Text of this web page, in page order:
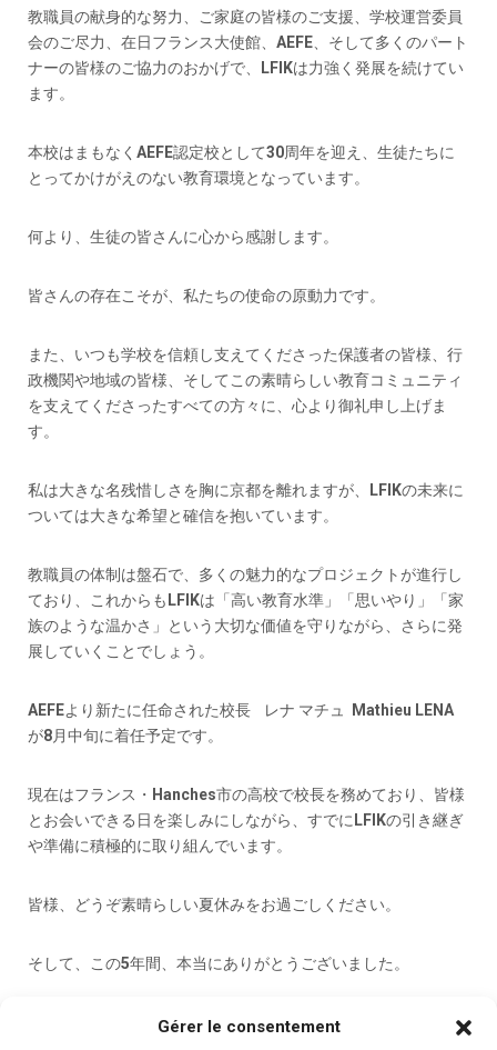
Gérer le consentement
教職員の献身的な努力、ご家庭の皆様のご支援、学校運営委員
会のご尽力、在日フランス大使館、AEFE、そして多くのパート
ナーの皆様のご協力のおかげで、LFIKは力強く発展を続けてい
ます。
本校はまもなくAEFE認定校として30周年を迎え、生徒たちに
とってかけがえのない教育環境となっています。
何より、生徒の皆さんに心から感謝します。
皆さんの存在こそが、私たちの使命の原動力です。
また、いつも学校を信頼し支えてくださった保護者の皆様、行
政機関や地域の皆様、そしてこの素晴らしい教育コミュニティ
を支えてくださったすべての方々に、心より御礼申し上げま
す。
私は大きな名残惜しさを胸に京都を離れますが、LFIKの未来に
ついては大きな希望と確信を抱いています。
教職員の体制は盤石で、多くの魅力的なプロジェクトが進行し
ており、これからもLFIKは「高い教育水準」「思いやり」「家
族のような温かさ」という大切な価値を守りながら、さらに発
展していくことでしょう。
AEFEより新たに任命された校長 レナ マチュ Mathieu LENA
が8月中旬に着任予定です。
現在はフランス・Hanches市の高校で校長を務めており、皆様
とお会いできる日を楽しみにしながら、すでにLFIKの引き継ぎ
や準備に積極的に取り組んでいます。
皆様、どうぞ素晴らしい夏休みをお過ごしください。
そして、この5年間、本当にありがとうございました。
心より感謝申し上げます。